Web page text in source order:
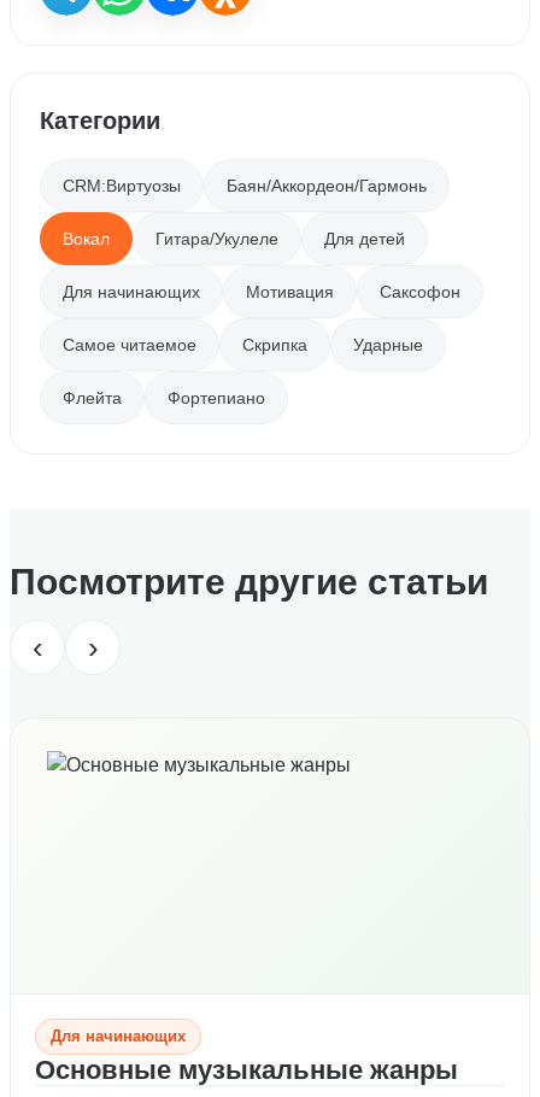
Категории
CRM:Виртуозы Баян/Аккордеон/Гармонь
Вокал Гитара/Укулеле Для детей
Для начинающих Мотивация Саксофон
Самое читаемое Скрипка Ударные
Флейта Фортепиано
Посмотрите другие статьи
‹ ›
Для начинающих
Основные музыкальные жанры